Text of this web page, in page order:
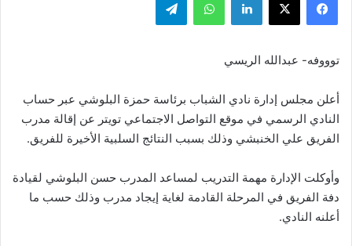
توووفه- عبدالله الريسي
أعلن مجلس إدارة نادي الشباب برئاسة حمزة البلوشي عبر حساب
النادي الرسمي في موقع التواصل الاجتماعي تويتر عن إقالة مدرب
الفريق علي الخنبشي وذلك بسبب النتائج السلبية الأخيرة للفريق.
وأوكلت الإدارة مهمة التدريب لمساعد المدرب حسن البلوشي لقيادة
دفة الفريق في المرحلة القادمة لغاية إيجاد مدرب وذلك حسب ما
أعلنه النادي.